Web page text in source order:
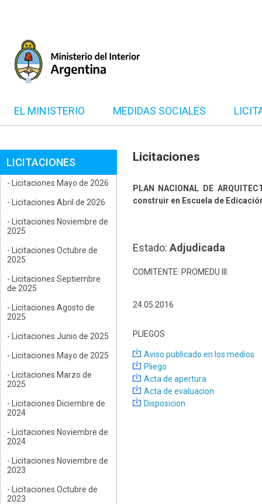
EL MINISTERIO MEDIDAS SOCIALES
LICITACIONES
- Licitaciones Mayo de 2026
- Licitaciones Abril de 2026
- Licitaciones Noviembre de
2025
- Licitaciones Octubre de
2025
- Licitaciones Septiembre
de 2025
- Licitaciones Agosto de
2025
- Licitaciones Junio de 2025
- Licitaciones Mayo de 2025
- Licitaciones Marzo de
2025
- Licitaciones Diciembre de
2024
- Licitaciones Noviembre de
2024
- Licitaciones Noviembre de
2023
- Licitaciones Octubre de
2023
Licitaciones
PLAN NACIONAL DE
construir en Escuela de
Estado: Adjudicada
COMITENTE: PROMEDU III.
24.05.2016
PLIEGOS
Aviso publicado en los medios
Pliego
Acta de apertura
Acta de evaluacion
Disposicion